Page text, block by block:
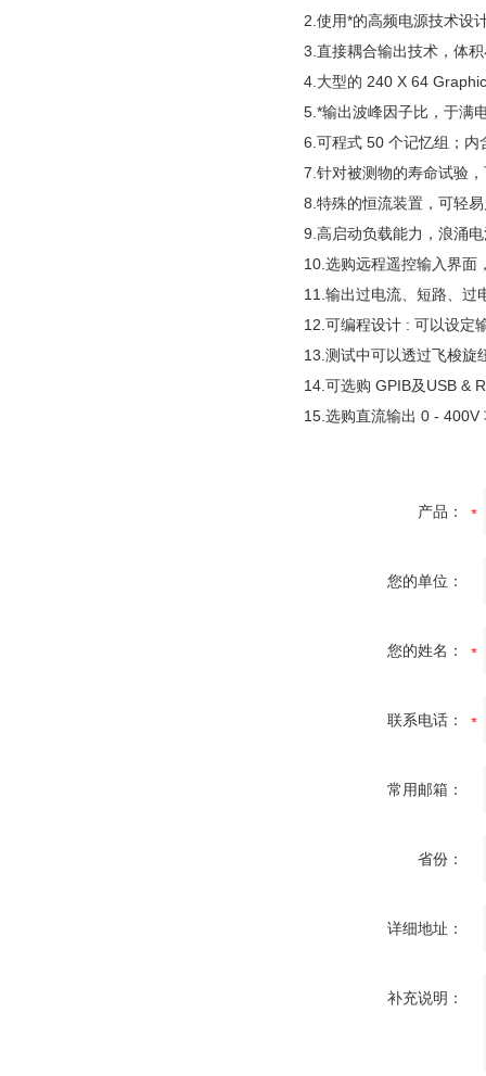
2.使用*的高频电源技术设
3.直接耦合输出技术，体
4.大型的 240 X 64
5.*输出波峰因子比，于满
6.可程式 50 个记忆组；内
7.针对被测物的寿命试验
8.特殊的恒流装置，可轻
9.高启动负载能力，浪涌
10.选购远程遥控输入界面
11.输出过电流、短路、过
12.可编程设计 : 可以设定
13.测试中可以透过飞梭旋
14.可选购 GPIB及USB &
15.选购直流输出 0 - 400V
产品：
您的单位：
您的姓名：
联系电话：
常用邮箱：
省份：
详细地址：
补充说明：